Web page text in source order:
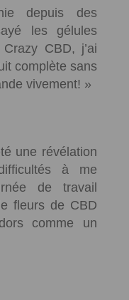
depuis des
les gélules
CBD, j’ai
complète sans
vivement! »
une révélation
à me
de travail
fleurs de CBD
comme un